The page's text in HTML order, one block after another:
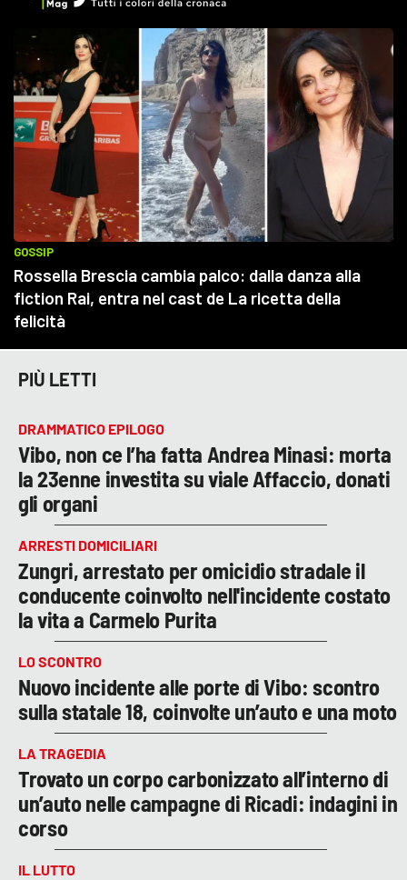
PIÙ LETTI
DRAMMATICO EPILOGO
Vibo, non ce l’ha fatta Andrea Minasi: morta
la 23enne investita su viale Affaccio, donati
gli organi
ARRESTI DOMICILIARI
Zungri, arrestato per omicidio stradale il
conducente coinvolto nell'incidente costato
la vita a Carmelo Purita
LO SCONTRO
Nuovo incidente alle porte di Vibo: scontro
sulla statale 18, coinvolte un’auto e una moto
LA TRAGEDIA
Trovato un corpo carbonizzato all’interno di
un’auto nelle campagne di Ricadi: indagini in
corso
IL LUTTO